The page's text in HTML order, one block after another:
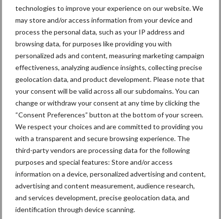
technologies to improve your experience on our website. We
may store and/or access information from your device and
process the personal data, such as your IP address and
browsing data, for purposes like providing you with
personalized ads and content, measuring marketing campaign
effectiveness, analyzing audience insights, collecting precise
geolocation data, and product development. Please note that
your consent will be valid across all our subdomains. You can
change or withdraw your consent at any time by clicking the
“Consent Preferences” button at the bottom of your screen.
We respect your choices and are committed to providing you
with a transparent and secure browsing experience. The
third-party vendors are processing data for the following
purposes and special features: Store and/or access
information on a device, personalized advertising and content,
advertising and content measurement, audience research,
and services development, precise geolocation data, and
identification through device scanning.
in de greep
De speenhuid: een vaak
onderschatte risicofactor
voor mastitis
ForFarmers ziet volume en
marktaandeel groeien in
krimpende Nederlandse
markt
Themapagina's
Diergezondheid Bemesting